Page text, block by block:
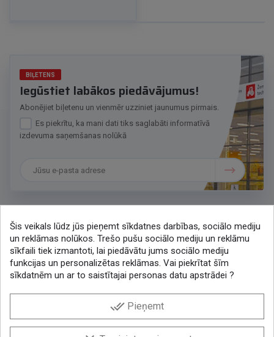
BIĻETENS
Iegūstiet labākos piedāvājumus!
Abonējiet biļetenu un vienmēr uzziniet jaunumus pirmais.
Es piekrītu, ka mani dati tiks saglabāti informatīvā
izdevuma saņemšanas nolūkā
Sazināsimies
+371 286 48078
lytagra@lytagra.lv
Facebook YouTubeInstagram
Šis veikals lūdz jūs pieņemt sīkdatnes darbības, sociālo mediju
un reklāmas nolūkos. Trešo pušu sociālo mediju un reklāmu
sīkfaili tiek izmantoti, lai piedāvātu jums sociālo mediju
funkcijas un personalizētas reklāmas. Vai piekrītat šīm
sīkdatnēm un ar to saistītajai personas datu apstrādei ?
done_all Pieņemt